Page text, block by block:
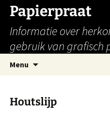
Papierpraat
Informatie over
gebruik van grafisch
Menu
inhoud
Houtslijp